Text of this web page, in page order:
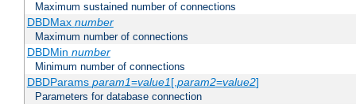
Maximum sustained number of connections
DBDMax number
Maximum number of connections
DBDMin number
Minimum number of connections
DBDParams param1=value1[,param2=value2]
Parameters for database connection